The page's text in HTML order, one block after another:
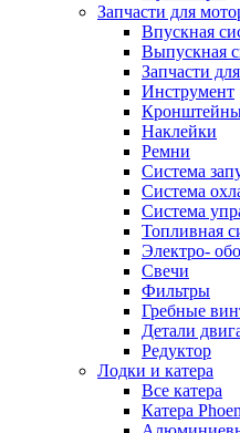
Запчасти для
Впускная
Выпускная
Запчасти
Инструмент
Наклейки
Ремни
Система
Система
Система
Топливная
Электро-
Свечи
Фильтры
Гребные
Детали
Редуктор
Лодки и катера
Все катера
Катера